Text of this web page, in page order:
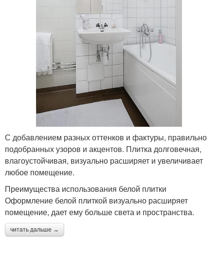
С добавлением разных оттенков и фактуры, правильно
подобранных узоров и акцентов. Плитка долговечная,
влагоустойчивая, визуально расширяет и увеличивает
любое помещение.
Преимущества использования белой плитки
Оформление белой плиткой визуально расширяет
помещение, дает ему больше света и пространства.
читать дальше →